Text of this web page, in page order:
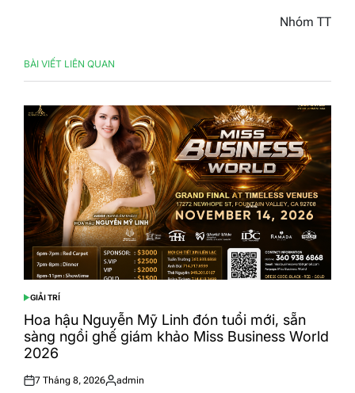
Nhóm TT
BÀI VIẾT LIÊN QUAN
POSTED
IN
GIẢI TRÍ
Hoa hậu Nguyễn Mỹ Linh đón tuổi mới, sẵn
sàng ngồi ghế giám khảo Miss Business World
2026
Posted
7 Tháng 8, 2026
Posted
admin